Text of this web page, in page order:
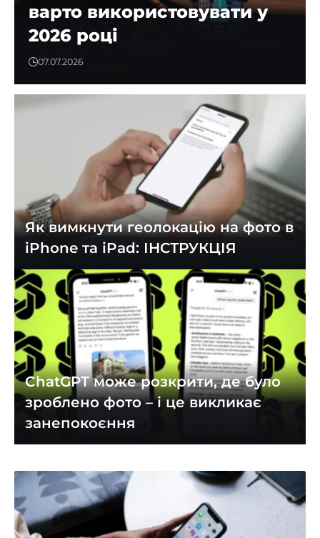
варто використовувати у
2026 році
07.07.2026
Як вимкнути геолокацію на фото в
iPhone та iPad: ІНСТРУКЦІЯ
ChatGPT може розкрити, де було
зроблено фото – і це викликає
занепокоєння